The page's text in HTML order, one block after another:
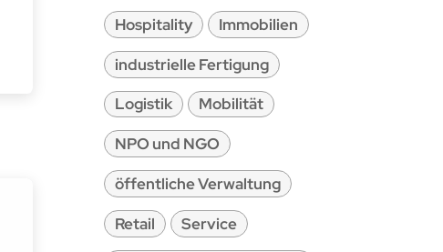
Hospitality
Immobilien
industrielle Fertigung
Logistik
Mobilität
NPO und NGO
öffentliche Verwaltung
Retail
Service